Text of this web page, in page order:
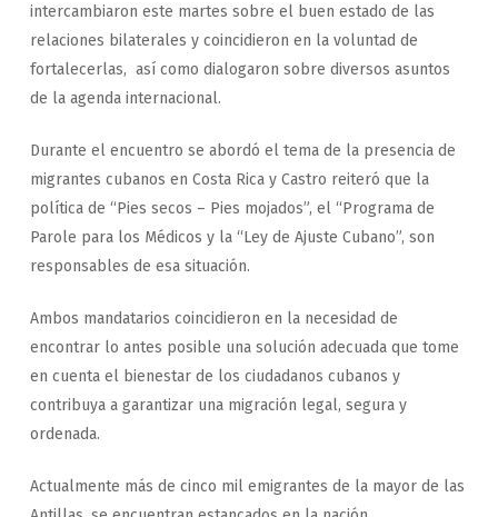
intercambiaron este martes sobre el buen estado de las
relaciones bilaterales y coincidieron en la voluntad de
fortalecerlas, así como dialogaron sobre diversos asuntos
de la agenda internacional.
Durante el encuentro se abordó el tema de la presencia de
migrantes cubanos en Costa Rica y Castro reiteró que la
política de “Pies secos – Pies mojados”, el “Programa de
Parole para los Médicos y la “Ley de Ajuste Cubano”, son
responsables de esa situación.
Ambos mandatarios coincidieron en la necesidad de
encontrar lo antes posible una solución adecuada que tome
en cuenta el bienestar de los ciudadanos cubanos y
contribuya a garantizar una migración legal, segura y
ordenada.
Actualmente más de cinco mil emigrantes de la mayor de las